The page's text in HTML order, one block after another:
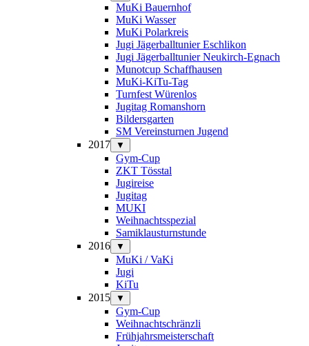
MuKi Bauernhof
MuKi Wasser
MuKi Polarkreis
Jugi Jägerballtunier Eschlikon
Jugi Jägerballtunier Neukirch-Egnach
Munotcup Schaffhausen
MuKi-KiTu-Tag
Turnfest Würenlos
Jugitag Romanshorn
Bildersgarten
SM Vereinsturnen Jugend
2017
▼
Gym-Cup
ZKT Tösstal
Jugireise
Jugitag
MUKI
Weihnachtsspezial
Samiklausturnstunde
2016
▼
MuKi / VaKi
Jugi
KiTu
2015
▼
Gym-Cup
Weihnachtschränzli
Frühjahrsmeisterschaft